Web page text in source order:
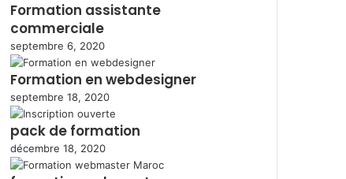
Formation assistante
commerciale
septembre 6, 2020
Formation en webdesigner
septembre 18, 2020
pack de formation
décembre 18, 2020